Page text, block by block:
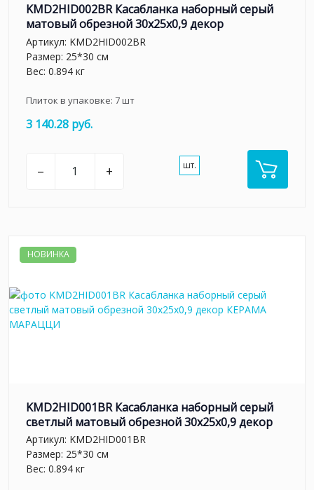
KMD2HID002BR Касабланка наборный серый
матовый обрезной 30x25x0,9 декор
Артикул: KMD2HID002BR
Размер: 25*30 см
Вес: 0.894 кг
Плиток в упаковке: 7шт
3 140.28 руб.
– + шт.
НОВИНКА
KMD2HID001BR Касабланка наборный серый
светлый матовый обрезной 30x25x0,9 декор
Артикул: KMD2HID001BR
Размер: 25*30 см
Вес: 0.894 кг